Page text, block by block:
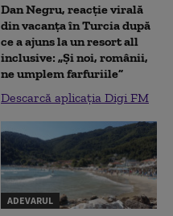
Dan Negru, reacție virală
din vacanța în Turcia după
ce a ajuns la un resort all
inclusive: „Și noi, românii,
ne umplem farfuriile”
Descarcă aplicația Digi FM
ADEVARUL